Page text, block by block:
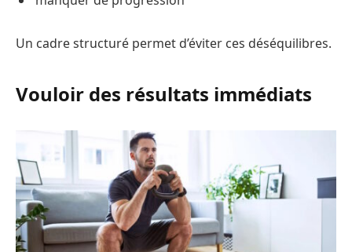
Un cadre structuré permet d’éviter ces déséquilibres.
Vouloir des résultats immédiats